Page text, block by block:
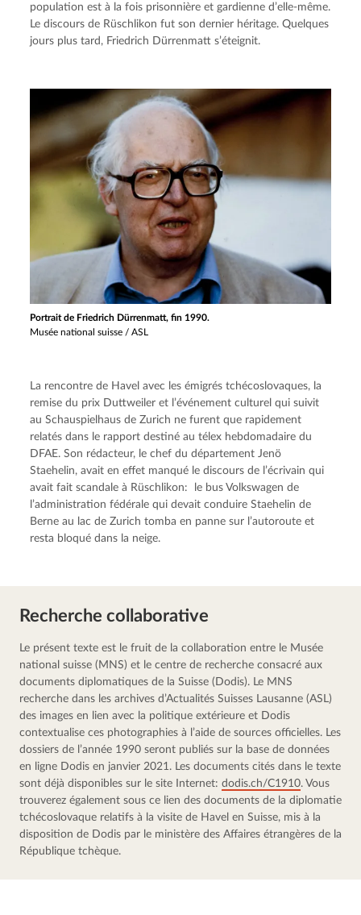
population est à la fois prisonnière et gardienne d’elle-même.
Le discours de Rüschlikon fut son dernier héritage. Quelques
jours plus tard, Friedrich Dürrenmatt s’éteignit.
Portrait de Friedrich Dürrenmatt, fin 1990.
Musée national suisse / ASL
La rencontre de Havel avec les émigrés tchécoslovaques, la
remise du prix Duttweiler et l’événement culturel qui suivit
au Schauspielhaus de Zurich ne furent que rapidement
relatés dans le rapport destiné au télex hebdomadaire du
DFAE. Son rédacteur, le chef du département Jenö
Staehelin, avait en effet manqué le discours de l’écrivain qui
avait fait scandale à Rüschlikon:  le bus Volkswagen de
l’administration fédérale qui devait conduire Staehelin de
Berne au lac de Zurich tomba en panne sur l’autoroute et
resta bloqué dans la neige.
Recherche collaborative
Le présent texte est le fruit de la collaboration entre le Musée
national suisse (MNS) et le centre de recherche consacré aux
documents diplomatiques de la Suisse (Dodis). Le MNS
recherche dans les archives d’Actualités Suisses Lausanne (ASL)
des images en lien avec la politique extérieure et Dodis
contextualise ces photographies à l’aide de sources officielles. Les
dossiers de l’année 1990 seront publiés sur la base de données
en ligne Dodis en janvier 2021. Les documents cités dans le texte
sont déjà disponibles sur le site Internet: dodis.ch/C1910. Vous
trouverez également sous ce lien des documents de la diplomatie
tchécoslovaque relatifs à la visite de Havel en Suisse, mis à la
disposition de Dodis par le ministère des Affaires étrangères de la
République tchèque.